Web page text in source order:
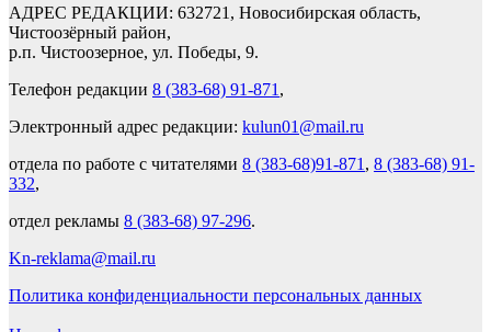
АДРЕС РЕДАКЦИИ: 632721, Новосибирская область,
Чистоозёрный район,
р.п. Чистоозерное, ул. Победы, 9.
Телефон редакции 8 (383-68) 91-871 ,
Электронный адрес редакции: kulun01@mail.ru
отдела по работе с читателями 8 (383-68)91-871 , 8 (383-68) 91-
332,
отдел рекламы 8 (383-68) 97-296.
Kn-reklama@mail.ru
Политика конфиденциальности персональных данных